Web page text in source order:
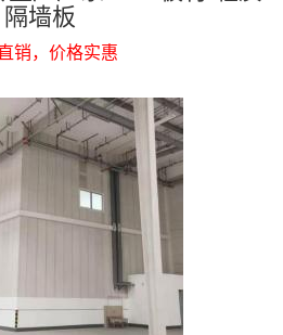
隔墙板
销，价格实惠